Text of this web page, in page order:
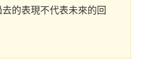
的表現不代表未來的回